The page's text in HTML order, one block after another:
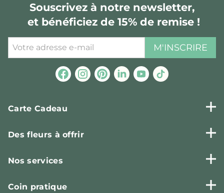
Souscrivez à notre newsletter,
et bénéficiez de 15% de remise !
M'INSCRIRE
Carte Cadeau
Des fleurs à offrir
Nos services
Coin pratique